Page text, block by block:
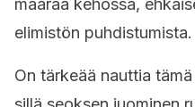
määrää kehossa,
elimistön puhdistumista.
On tärkeää nauttia